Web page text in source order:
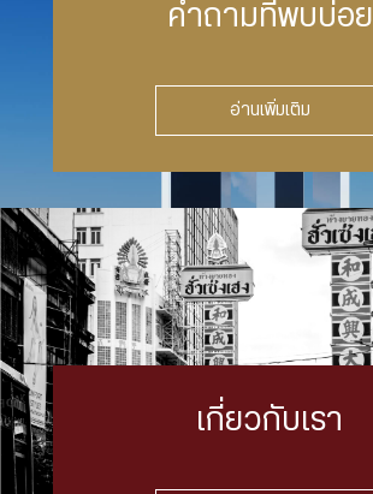
คำถามที่พบบ่อย
อ่านเพิ่มเติม
เกี่ยวกับเรา